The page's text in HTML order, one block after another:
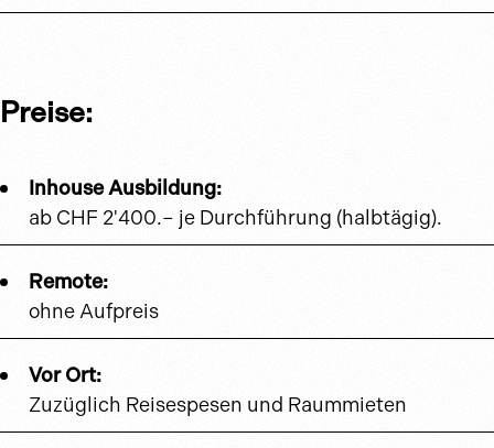
Preise:
Inhouse Ausbildung:
ab CHF 2'400.– je Durchführung (halbtägig).
Remote:
ohne Aufpreis
Vor Ort:
Zuzüglich Reisespesen und Raummieten